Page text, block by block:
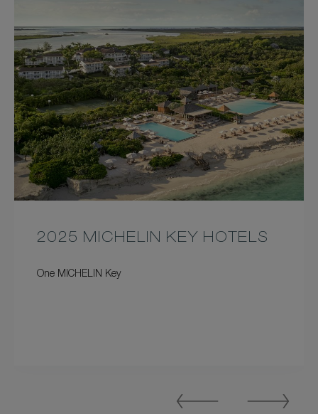
2025 MICHELIN KEY HOTELS
One MICHELIN Key
Previous
Next